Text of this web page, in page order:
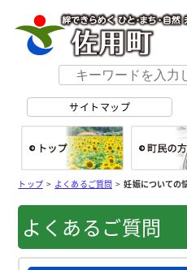
サイトマップ
総合トップ
トップ> よくあるご質問>妊娠についての
よくあるご質問